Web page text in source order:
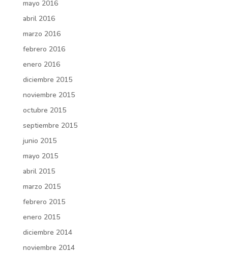
mayo 2016
abril 2016
marzo 2016
febrero 2016
enero 2016
diciembre 2015
noviembre 2015
octubre 2015
septiembre 2015
junio 2015
mayo 2015
abril 2015
marzo 2015
febrero 2015
enero 2015
diciembre 2014
noviembre 2014